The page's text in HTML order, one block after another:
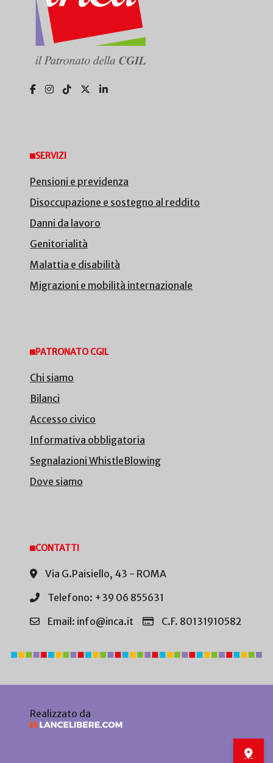
SERVIZI
Pensioni e previdenza
Disoccupazione e sostegno al reddito
Danni da lavoro
Genitorialità
Malattia e disabilità
Migrazioni e mobilità internazionale
PATRONATO CGIL
Chi siamo
Bilanci
Accesso civico
Informativa obbligatoria
Segnalazioni WhistleBlowing
Dove siamo
CONTATTI
Via G.Paisiello, 43 - ROMA
Telefono: +39 06 855631
Email: info@inca.it
C.F. 80131910582
Realizzato da